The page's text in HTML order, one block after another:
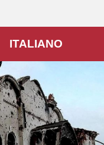
ITALIANO